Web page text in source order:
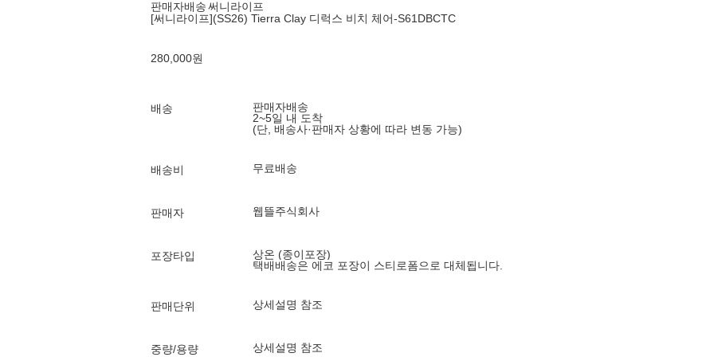
판매자배송써니라이프
[써니라이프](SS26) Tierra Clay 디럭스 비치 체어-S61DBCTC
280,000원
배송
판매자배송
2~5일 내 도착
(단, 배송사·판매자 상황에 따라 변동 가능)
배송비 무료배송
판매자 웹뜰주식회사
포장타입
상온 (종이포장)
택배배송은 에코 포장이 스티로폼으로 대체됩니다.
판매단위 상세설명 참조
중량/용량 상세설명 참조